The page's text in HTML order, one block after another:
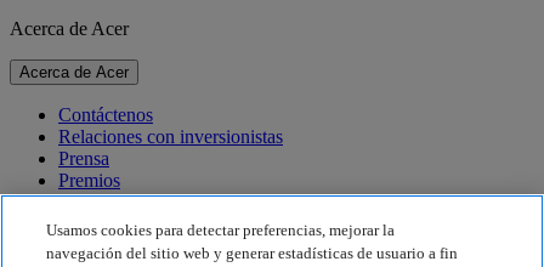
Acerca de Acer
Acerca de Acer
Contáctenos
Relaciones con inversionistas
Prensa
Premios
Eventos
Sostenibilidad
Usamos cookies para detectar preferencias, mejorar la
navegación del sitio web y generar estadísticas de usuario a fin